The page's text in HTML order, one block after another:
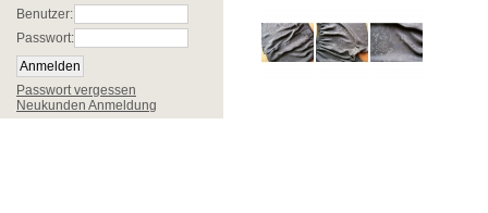
Benutzer:
Passwort:
Passwort vergessen
Neukunden Anmeldung